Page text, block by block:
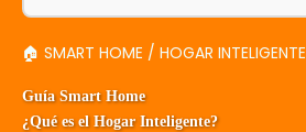
🏠 SMART HOME / HOGAR INTELIGENTE
Guía Smart Home
¿Qué es el Hogar Inteligente?